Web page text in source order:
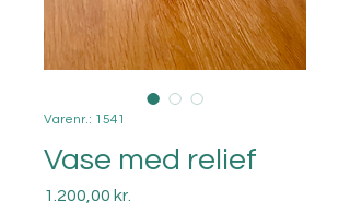
Varenr.: 1541
Vase med relief
1.200,00 kr.